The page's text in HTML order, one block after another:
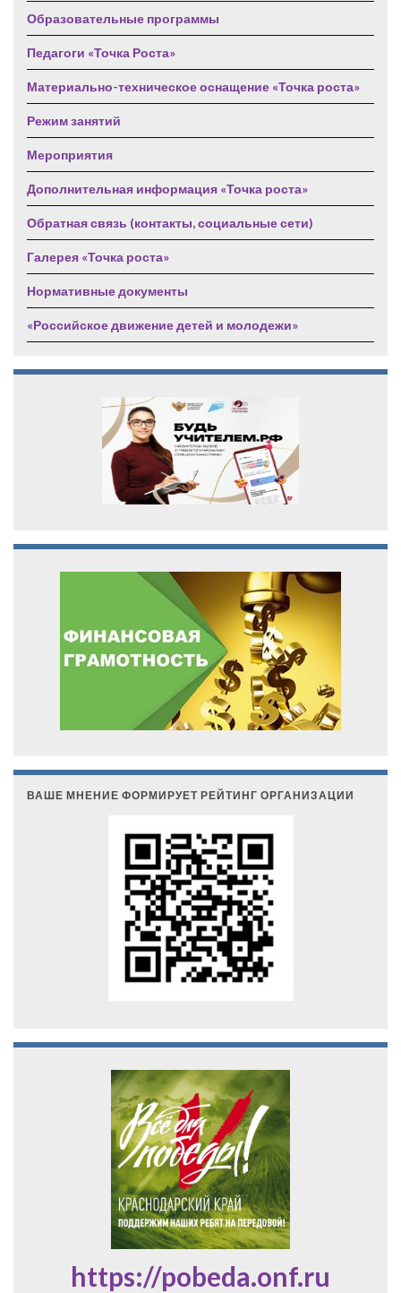
Образовательные программы
Педагоги «Точка Роста»
Материально-техническое оснащение «Точка роста»
Режим занятий
Мероприятия
Дополнительная информация «Точка роста»
Обратная связь (контакты, социальные сети)
Галерея «Точка роста»
Нормативные документы
«Российское движение детей и молодежи»
ВАШЕ МНЕНИЕ ФОРМИРУЕТ РЕЙТИНГ ОРГАНИЗАЦИИ
https://pobeda.onf.ru